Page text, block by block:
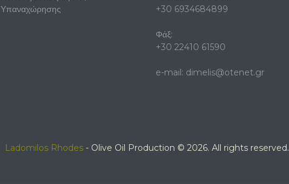
Υπαναχώρησης
+30 6934684899
Φάξ:
+30 22410 61590
e-mail: dimelis@otenet.gr
Ladomilos Rhodes- Olive Oil Production © 2026. All rights reserved.